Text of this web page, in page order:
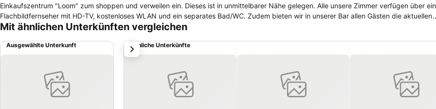
Einkaufszentrum "Loom" zum shoppen und verweilen ein. Dieses ist in unmittelbarer Nähe gelegen. Alle unsere Zimmer verfügen über einen
Flachbildfernseher mit HD-TV, kostenloses WLAN und ein separates Bad/WC. Zudem bieten wir in unserer Bar allen Gästen die aktuellen
Sporthighlights live an.
Mit ähnlichen Unterkünften vergleichen
Ausgewählte Unterkunft Ähnliche Unterkünfte
weiter